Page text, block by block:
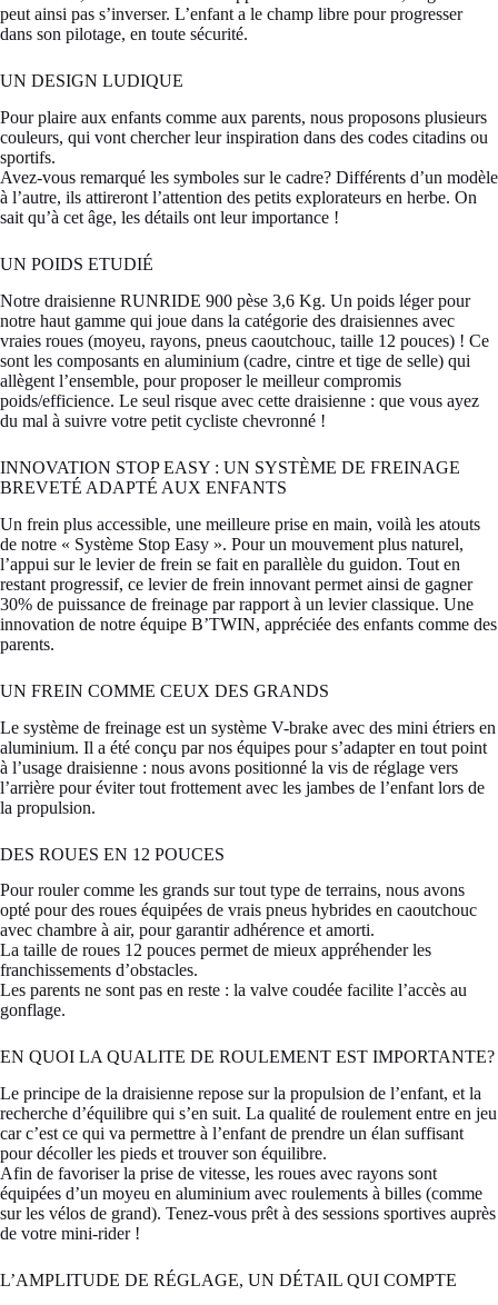
peut ainsi pas s’inverser. L’enfant a le champ libre pour progresser
dans son pilotage, en toute sécurité.
UN DESIGN LUDIQUE
Pour plaire aux enfants comme aux parents, nous proposons plusieurs
couleurs, qui vont chercher leur inspiration dans des codes citadins ou
sportifs.
Avez-vous remarqué les symboles sur le cadre? Différents d’un modèle
à l’autre, ils attireront l’attention des petits explorateurs en herbe. On
sait qu’à cet âge, les détails ont leur importance !
UN POIDS ETUDIÉ
Notre draisienne RUNRIDE 900 pèse 3,6 Kg. Un poids léger pour
notre haut gamme qui joue dans la catégorie des draisiennes avec
vraies roues (moyeu, rayons, pneus caoutchouc, taille 12 pouces) ! Ce
sont les composants en aluminium (cadre, cintre et tige de selle) qui
allègent l’ensemble, pour proposer le meilleur compromis
poids/efficience. Le seul risque avec cette draisienne : que vous ayez
du mal à suivre votre petit cycliste chevronné !
INNOVATION STOP EASY : UN SYSTÈME DE FREINAGE
BREVETÉ ADAPTÉ AUX ENFANTS
Un frein plus accessible, une meilleure prise en main, voilà les atouts
de notre « Système Stop Easy ». Pour un mouvement plus naturel,
l’appui sur le levier de frein se fait en parallèle du guidon. Tout en
restant progressif, ce levier de frein innovant permet ainsi de gagner
30% de puissance de freinage par rapport à un levier classique. Une
innovation de notre équipe B’TWIN, appréciée des enfants comme des
parents.
UN FREIN COMME CEUX DES GRANDS
Le système de freinage est un système V-brake avec des mini étriers en
aluminium. Il a été conçu par nos équipes pour s’adapter en tout point
à l’usage draisienne : nous avons positionné la vis de réglage vers
l’arrière pour éviter tout frottement avec les jambes de l’enfant lors de
la propulsion.
DES ROUES EN 12 POUCES
Pour rouler comme les grands sur tout type de terrains, nous avons
opté pour des roues équipées de vrais pneus hybrides en caoutchouc
avec chambre à air, pour garantir adhérence et amorti.
La taille de roues 12 pouces permet de mieux appréhender les
franchissements d’obstacles.
Les parents ne sont pas en reste : la valve coudée facilite l’accès au
gonflage.
EN QUOI LA QUALITE DE ROULEMENT EST IMPORTANTE?
Le principe de la draisienne repose sur la propulsion de l’enfant, et la
recherche d’équilibre qui s’en suit. La qualité de roulement entre en jeu
car c’est ce qui va permettre à l’enfant de prendre un élan suffisant
pour décoller les pieds et trouver son équilibre.
Afin de favoriser la prise de vitesse, les roues avec rayons sont
équipées d’un moyeu en aluminium avec roulements à billes (comme
sur les vélos de grand). Tenez-vous prêt à des sessions sportives auprès
de votre mini-rider !
L’AMPLITUDE DE RÉGLAGE, UN DÉTAIL QUI COMPTE